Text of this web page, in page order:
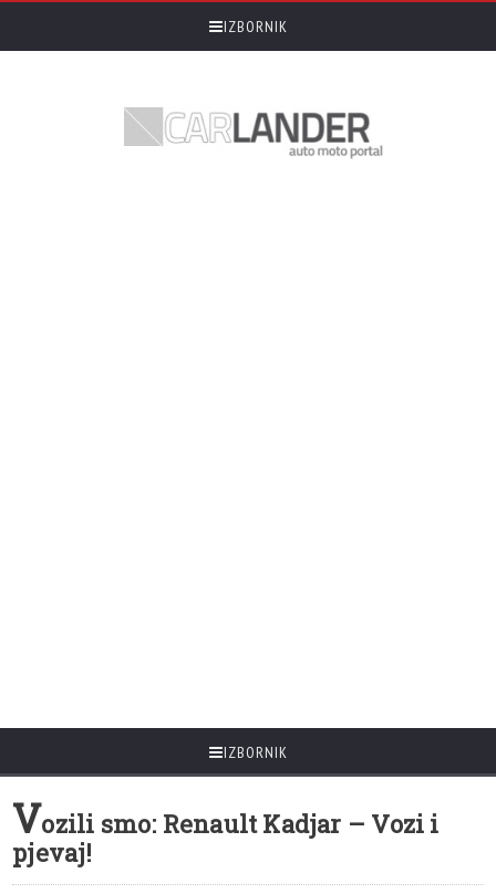
IZBORNIK
IZBORNIK
Vozili smo: Renault Kadjar – Vozi i
pjevaj!